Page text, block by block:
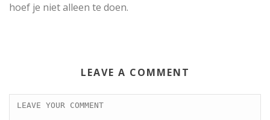
hoef je niet alleen te doen.
LEAVE A COMMENT